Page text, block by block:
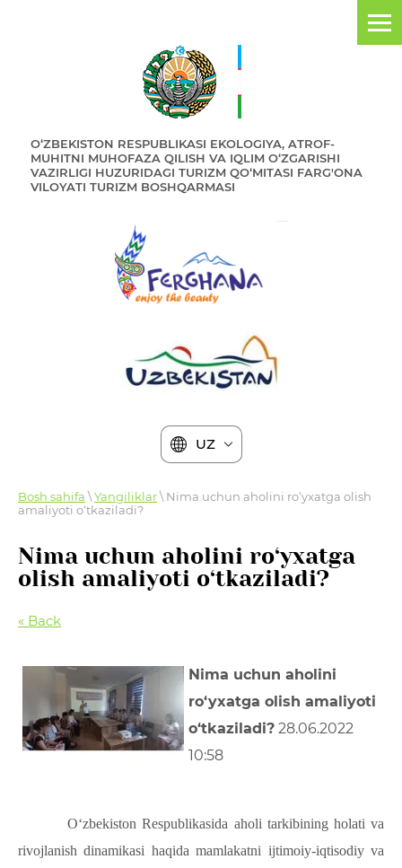
O‘ZBEKISTON RESPUBLIKASI EKOLOGIYA, ATROF-
MUHITNI MUHOFAZA QILISH VA IQLIM O‘ZGARISHI
VAZIRLIGI HUZURIDAGI TURIZM QO‘MITASI FARG'ONA
VILOYATI TURIZM BOSHQARMASI
UZ
Bosh sahifa \Yangiliklar\ Nima uchun aholini ro‘yxatga olish
amaliyoti o‘tkaziladi?
Nima uchun aholini ro‘yxatga
olish amaliyoti o‘tkaziladi?
« Back
Nima uchun aholini
ro‘yxatga olish amaliyoti
o‘tkaziladi? 28.06.2022
10:58
O‘zbekiston Respublikasida aholi tarkibining holati va
rivojlanish dinamikasi haqida mamlakatni ijtimoiy-iqtisodiy va